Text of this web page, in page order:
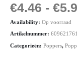
€4.46 - €
Availability: Op voorraad
Artikelnummer:
Categorieën: Poppers,